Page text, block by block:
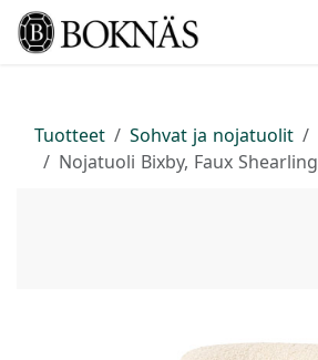
Siirry sisältöön
Tuotteet Sohvat ja nojatuolit
Nojatuoli Bixby, Faux Shearling